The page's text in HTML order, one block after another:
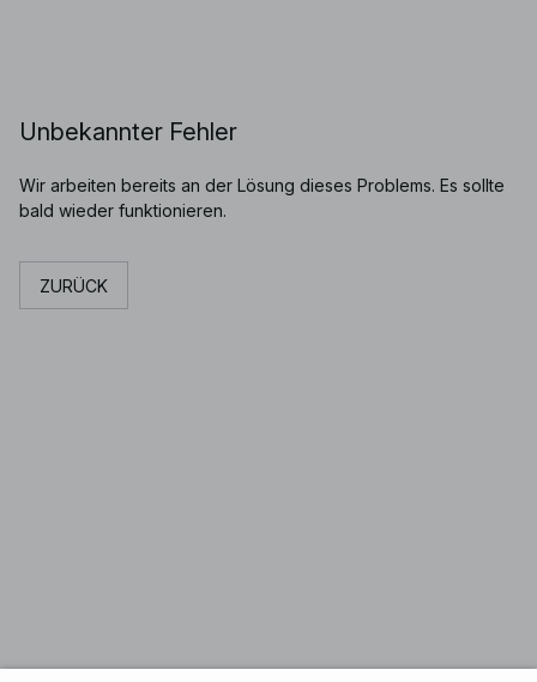
Unbekannter Fehler
Wir arbeiten bereits an der Lösung dieses Problems. Es sollte
bald wieder funktionieren.
ZURÜCK